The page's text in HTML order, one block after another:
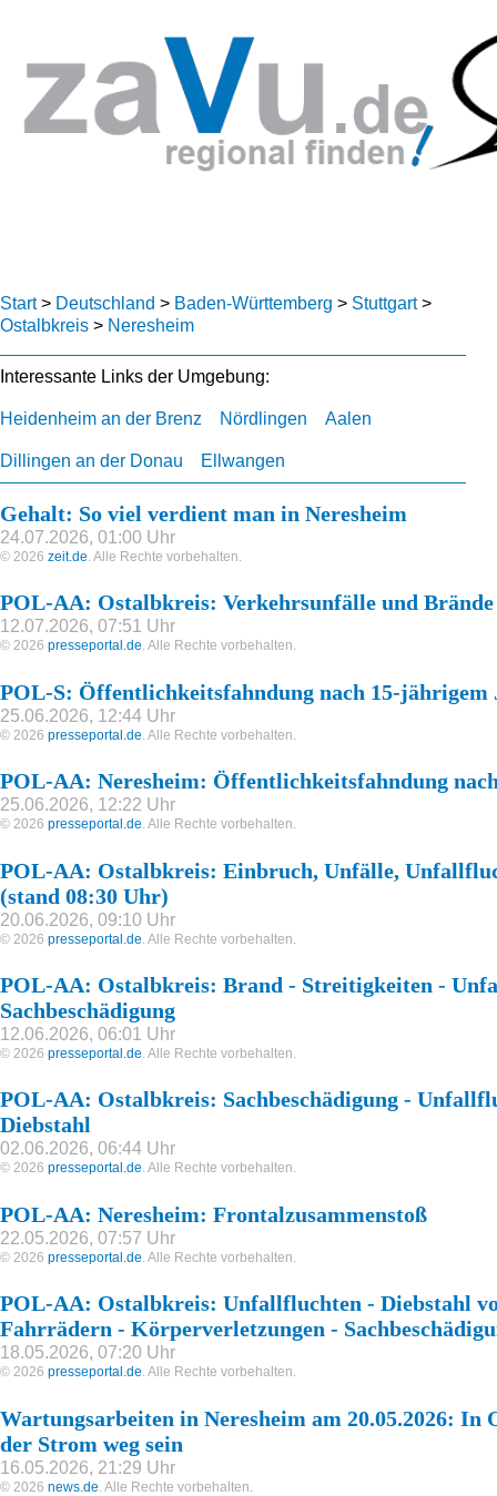
Start> Deutschland > Baden-Württemberg > Stuttgart>
Ostalbkreis > Neresheim
Interessante Links der Umgebung:
Heidenheim an der Brenz Nördlingen Aalen
Dillingen an der Donau Ellwangen
Gehalt: So viel verdient man in Neresheim
24.07.2026, 01:00 Uhr
© 2026 zeit.de. Alle Rechte vorbehalten.
POL-AA: Ostalbkreis: Verkehrsunfälle und Brände
12.07.2026, 07:51 Uhr
© 2026 presseportal.de. Alle Rechte vorbehalten.
POL-S: Öffentlichkeitsfahndung nach 15-jährigem
25.06.2026, 12:44 Uhr
© 2026 presseportal.de . Alle Rechte vorbehalten.
POL-AA: Neresheim: Öffentlichkeitsfahndung
25.06.2026, 12:22 Uhr
© 2026 presseportal.de. Alle Rechte vorbehalten.
POL-AA: Ostalbkreis: Einbruch, Unfälle,
(stand 08:30 Uhr)
20.06.2026, 09:10 Uhr
© 2026 presseportal.de . Alle Rechte vorbehalten.
POL-AA: Ostalbkreis: Brand - Streitigkeiten -
Sachbeschädigung
12.06.2026, 06:01 Uhr
© 2026 presseportal.de. Alle Rechte vorbehalten.
POL-AA: Ostalbkreis: Sachbeschädigung -
Diebstahl
02.06.2026, 06:44 Uhr
© 2026 presseportal.de. Alle Rechte vorbehalten.
POL-AA: Neresheim: Frontalzusammenstoß
22.05.2026, 07:57 Uhr
© 2026 presseportal.de . Alle Rechte vorbehalten.
POL-AA: Ostalbkreis: Unfallfluchten - Diebstahl
Fahrrädern - Körperverletzungen -
18.05.2026, 07:20 Uhr
© 2026 presseportal.de. Alle Rechte vorbehalten.
Wartungsarbeiten in Neresheim am 20.05.2026: In
der Strom weg sein
16.05.2026, 21:29 Uhr
© 2026 news.de . Alle Rechte vorbehalten.